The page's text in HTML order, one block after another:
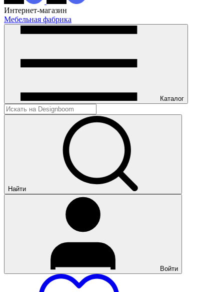
Интернет-магазин
Мебельная фабрика
Каталог
Найти
Войти